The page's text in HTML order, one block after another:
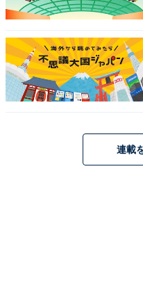
1
連載